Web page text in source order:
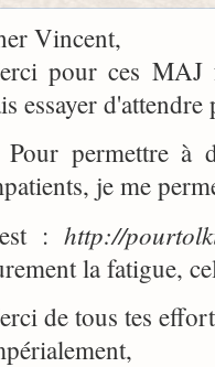
Vincent,
pour ces MAJ
essayer
Pour permettre à
je me
:http://
la fatigue,
de tous tes